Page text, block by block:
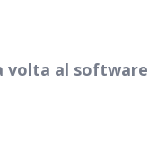
volta al software